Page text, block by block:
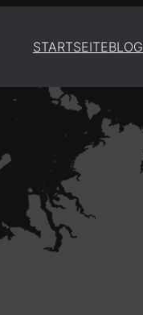
STARTSEITEBLOG